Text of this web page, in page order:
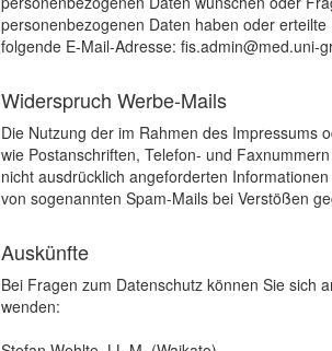
personenbezogenen Daten haben oder
folgende E-Mail-Adresse: fis.admin@med.uni-
Widerspruch Werbe-Mails
Die Nutzung der im Rahmen des Impressums
wie Postanschriften, Telefon- und
nicht ausdrücklich angeforderten
von sogenannten Spam-Mails bei Verstößen
Auskünfte
Bei Fragen zum Datenschutz können Sie sich
wenden: